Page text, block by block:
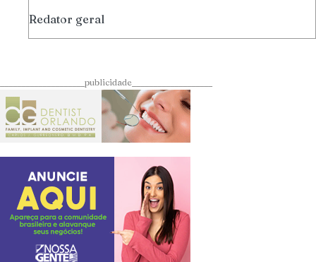
Redator geral
____________________publicidade___________________